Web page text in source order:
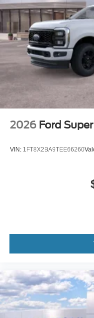
2026 Ford
VIN: 1FT8X2BA9TEE66260